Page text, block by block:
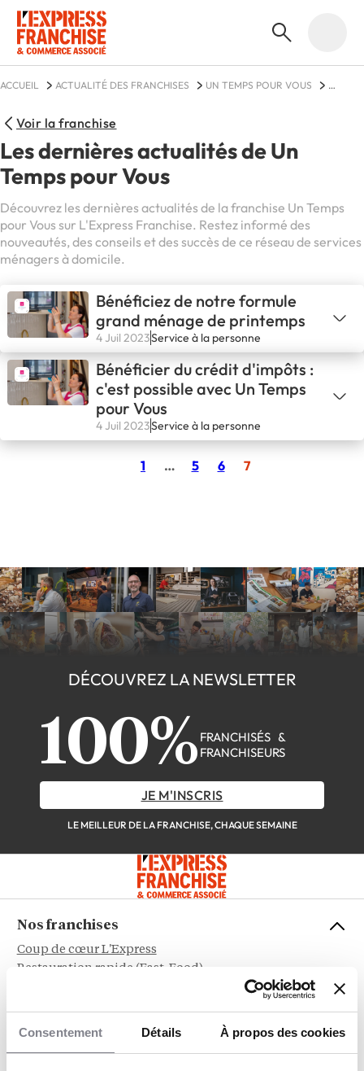
Consentement Détails À propos des cookies
ACCUEIL ACTUALITÉ DES FRANCHISES
UN TEMPS POUR VOUS
Voir la franchise
Les dernières actualités de Un
Temps pour Vous
Découvrez les dernières actualités de la franchise Un Temps
pour Vous sur L'Express Franchise. Restez informé des
nouveautés, des conseils et des succès de ce réseau de services
ménagers à domicile.
Bénéficiez de notre formule
grand ménage de printemps
4 Juil 2023Service à la personne
Bénéficier du crédit d'impôts :
c'est possible avec Un Temps
pour Vous
4 Juil 2023Service à la personne
1 … 5 6 7
DÉCOUVREZ LA NEWSLETTER
100% FRANCHISÉS &
FRANCHISEURS
JE M'INSCRIS
LE MEILLEUR DE LA FRANCHISE, CHAQUE SEMAINE
Nos franchises
Coup de cœur L'Express
Restauration rapide (Fast-Food)